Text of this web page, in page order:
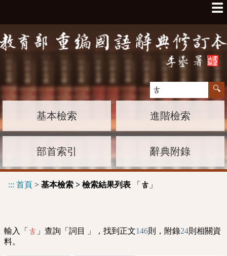
☰
基本檢索 進階檢索
部首索引 辭典附錄
::: 首頁 > 基本檢索 > 檢索結果列表 「 吉 」
輸入「 吉 」查詢「詞目 」，找到正文146則，附錄24則相關資
料。